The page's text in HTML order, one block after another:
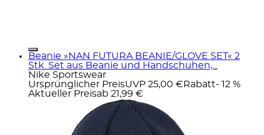
Beanie »NAN FUTURA BEANIE/GLOVE SET« 2
Stk. Set aus Beanie und Handschuhen,...
Nike Sportswear
Ursprünglicher PreisUVP 25,00 € Rabatt- 12 %
Aktueller Preisab 21,99 €